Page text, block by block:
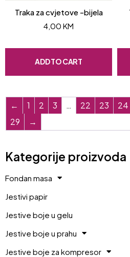
Kategorije proizvoda
Fondan masa
Jestivi papir
Jestive boje u gelu
Jestive boje u prahu
Jestive boje za kompresor
Traka za cvjetove -bijela
4,00 KM
ADD TO CART
← 1 2 3 … 22 23 24
29
→